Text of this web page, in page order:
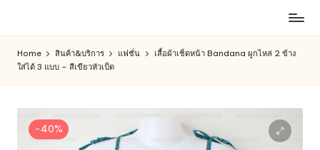
content
สินค้า
คน
การ
Home สินค้า&บริการ แฟชั่น
เสื้อผ้าเช็ดหน้า Bandana ผูกไหล่ 2 ข้าง
ใส่ได้ 3 แบบ – สีเขียวหัวเป็ด
-40%